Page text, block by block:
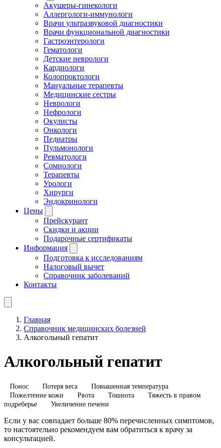
Акушеры-гинекологи
Аллергологи-иммунологи
Врачи ультразвуковой диагностики
Врачи функциональной диагностики
Гастроэнтерологи
Гематологи
Детские неврологи
Кардиологи
Колопроктологи
Мануальные терапевты
Медицинские сестры
Неврологи
Нефрологи
Окулисты
Онкологи
Педиатры
Пульмонологи
Ревматологи
Сомнологи
Терапевты
Урологи
Хирурги
Эндокринологи
Цены
Прейскурант
Скидки и акции
Подарочные сертификаты
Информация
Подготовка к исследованиям
Налоговый вычет
Справочник заболеваний
Контакты
Главная
Справочник медицинских болезней
Алкогольный гепатит
Алкогольный гепатит
Понос Потеря веса
Повышенная температура
Пожелтение кожи
Рвота Тошнота
Тяжесть в правом
подреберье
Увеличение печени
Если у вас совпадает больше 80% перечисленных симптомов,
то настоятельно рекомендуем вам обратиться к врачу за
консультацией.